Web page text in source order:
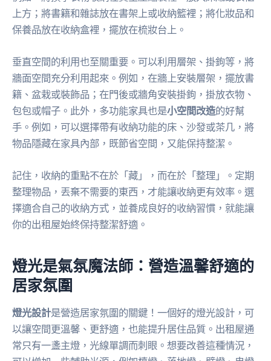
上方；將書籍和雜誌放在書架上或收納籃裡；將化妝品和
保養品放在收納盒裡，擺放在梳妝台上。
垂直空間的利用也至關重要。可以利用層架、掛鉤等，將
牆面空間充分利用起來。例如，在牆上安裝層架，擺放書
籍、盆栽或裝飾品；在門後或牆角安裝掛鉤，掛放衣物、
包包或帽子。此外，多功能家具也是小空間改造的好幫
手。例如，可以選擇帶有收納功能的床、沙發或茶几，將
物品隱藏在家具內部，既節省空間，又能保持整潔。
記住，收納的重點不在於「藏」，而在於「整理」。定期
整理物品，丟棄不需要的東西，才能讓收納更有效率。選
擇適合自己的收納方式，並養成良好的收納習慣，就能讓
你的出租屋始終保持整潔舒適。
燈光是氣氛魔法師：營造溫馨舒適的
居家氛圍
燈光設計是營造居家氛圍的關鍵！一個好的燈光設計，可
以讓空間更溫馨、更舒適，也能提升居住品質。出租屋通
常只有一盞主燈，光線單調而刺眼。想要改善這種情況，